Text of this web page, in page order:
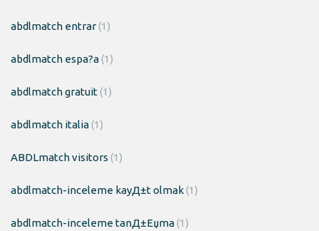
abdlmatch entrar(1)
abdlmatch espa?a(1)
abdlmatch gratuit(1)
abdlmatch italia(1)
ABDLmatch visitors (1)
abdlmatch-inceleme kayД±t olmak(1)
abdlmatch-inceleme tanД±Еџma(1)